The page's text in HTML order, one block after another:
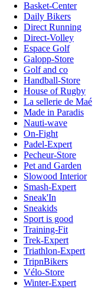
Basket-Center
Daily Bikers
Direct Running
Direct-Volley
Espace Golf
Galopp-Store
Golf and co
Handball-Store
House of Rugby
La sellerie de Maé
Made in Paradis
Nauti-wave
On-Fight
Padel-Expert
Pecheur-Store
Pet and Garden
Slowood Interior
Smash-Expert
Sneak'In
Sneakids
Sport is good
Training-Fit
Trek-Expert
Triathlon-Expert
TripnBikers
Vélo-Store
Winter-Expert